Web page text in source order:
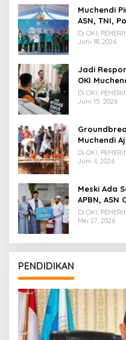
Muchendi
ASN, TNI,
Royong
Di OKI,
Juni 18, 2026
Jadi
OKI
ke Petugas
Di OKI,
Juni 15, 2026
Muchendi
Timur Turut
Di OKI,
Juni 4, 2026
Meski Ada
APBN, ASN
Tanpa
Di OKI,
Mei 27, 2026
PENDIDIKAN